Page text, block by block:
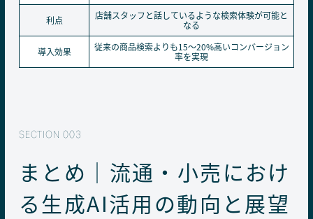
利点
店舗スタッフと話しているような検索体験が可能と
なる
導入効果
従来の商品検索よりも15～20%高いコンバージョン
率を実現
まとめ｜流通・小売におけ
る生成AI活用の動向と展望